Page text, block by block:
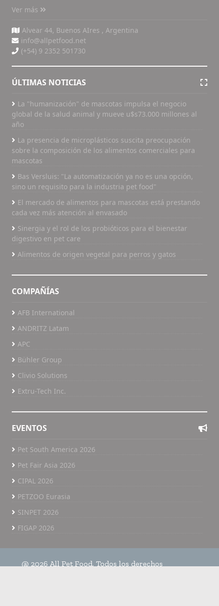
Ver más
Alvear 44, Buenos AIres , Argentina
info@allpetfood.net
(+54) 9 2352 501730
ÚLTIMAS NOTICIAS
La "humanización" de mascotas impulsa el negocio
global de la salud animal y mueve u$s73.000 millones al
año
La presencia de microplásticos suscita preocupación
sobre la composición de los alimentos comerciales para
mascotas
Bas Versluis: "La automatización ya no es una opción,
sino un requisito para la industria pet food"
El mercado de alimentos para mascotas está prestando
cada vez más atención al envasado
Sinergia y el rol de los probióticos para el bienestar
digestivo en pet care
Alimentos de origen vegetal para perros y gatos
COMPAÑÍAS
AFB International
ANDRITZ Latam
APC
Bühler Group
Clivio Solutions
Extru-Tech Inc.
EVENTOS
Pet South America 2026
Pet Fair Asia 2026
CIPAL 2026
PETZOO Eurasia
SINPET 2026
FIGAP 2026
@ 2026 All Pet Food. Todos los derechos